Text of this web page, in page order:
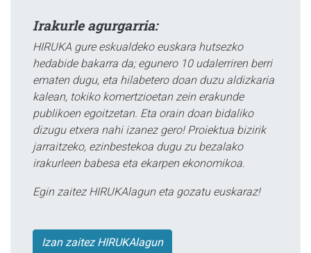
Irakurle agurgarria:
HIRUKA gure eskualdeko euskara hutsezko
hedabide bakarra da; egunero 10 udalerriren berri
ematen dugu, eta hilabetero doan duzu aldizkaria
kalean, tokiko komertzioetan zein erakunde
publikoen egoitzetan. Eta orain doan bidaliko
dizugu etxera nahi izanez gero! Proiektua bizirik
jarraitzeko, ezinbestekoa dugu zu bezalako
irakurleen babesa eta ekarpen ekonomikoa.
Egin zaitez HIRUKAlagun eta gozatu euskaraz!
Izan zaitez HIRUKAlagun